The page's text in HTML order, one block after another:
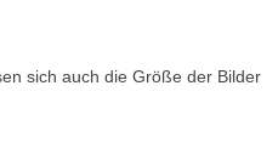
sich auch die Größe der Bilder